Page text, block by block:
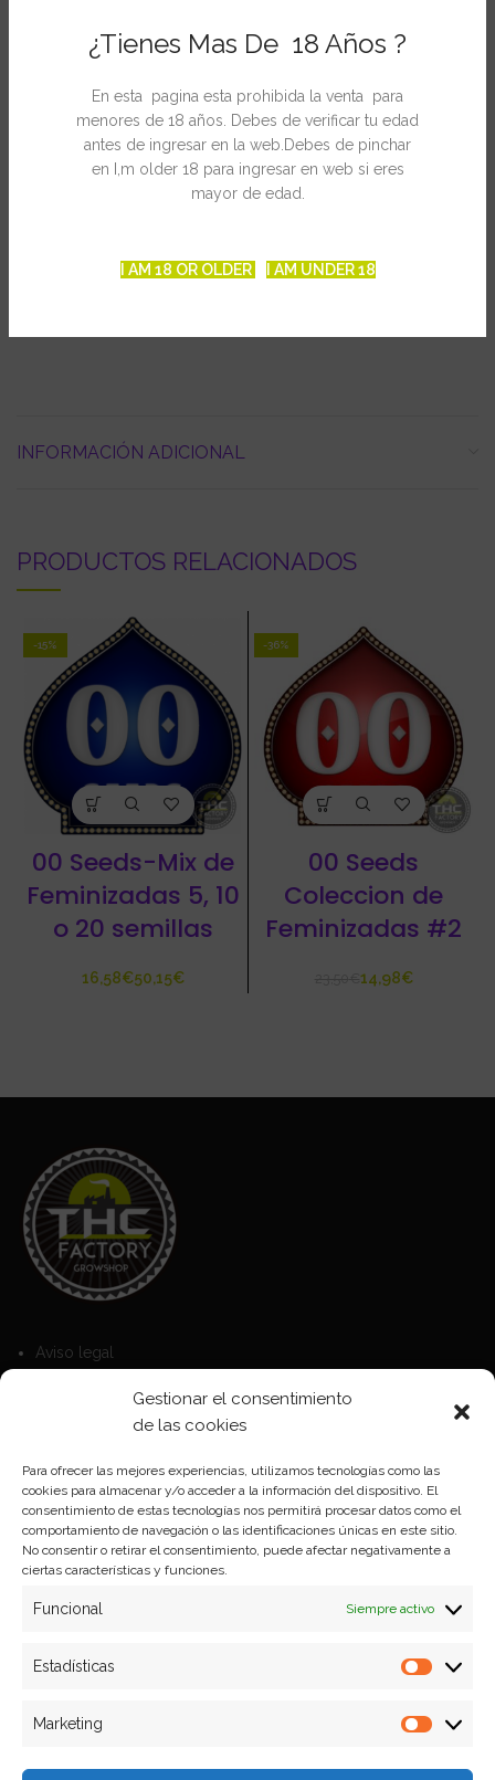
¿Tienes Mas De 18 Años ?
En esta pagina esta prohibida la venta para
menores de 18 años. Debes de verificar tu edad
antes de ingresar en la web.Debes de pinchar
en I,m older 18 para ingresar en web si eres
mayor de edad.
I AM 18 OR OLDER I AM UNDER 18
Gestionar el consentimiento
de las cookies
Para ofrecer las mejores experiencias, utilizamos tecnologías como las
cookies para almacenar y/o acceder a la información del dispositivo. El
consentimiento de estas tecnologías nos permitirá procesar datos como el
comportamiento de navegación o las identificaciones únicas en este sitio.
No consentir o retirar el consentimiento, puede afectar negativamente a
ciertas características y funciones.
Funcional Siempre activo
Estadísticas
Marketing
Sexo: Feminizada
Genotipo: Big Bud x Skunk x White Widow
Periodo de floración en interior: 8 semanas
Producción en interior/m2: Superior a 800gr/m2
Cosecha en exterior: Finales de septiembre
INFORMACIÓN ADICIONAL
PRODUCTOS RELACIONADOS
-15%
00 Seeds-Mix de
Feminizadas 5, 10
o 20 semillas
€ €
-36%
00 Seeds
Coleccion de
Feminizadas #2
14,98€
Aviso legal
Política de Cookies
Política de privacidad
Formas de pago
Plazos y condiciones de envio
Politica de devoluciones